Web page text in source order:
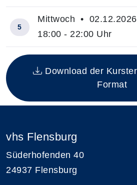
Insgesamt gibt es 5 Termine
5
Mittwoch •
18:00 - 22:00 Uhr
Download der
Format
vhs Flensburg
Süderhofenden 40
24937 Flensburg